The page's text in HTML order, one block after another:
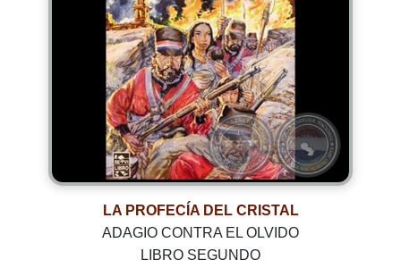
LA PROFECÍA DEL CRISTAL
ADAGIO CONTRA EL OLVIDO
LIBRO SEGUNDO